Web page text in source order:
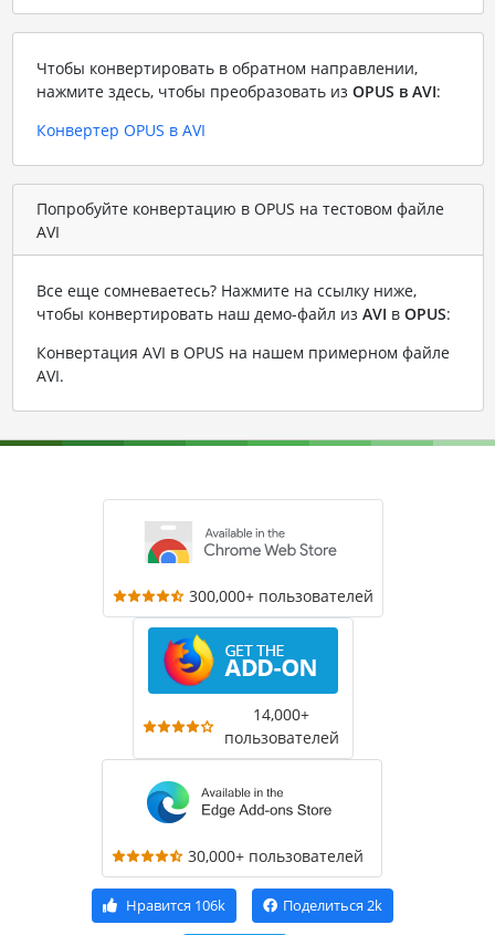
Чтобы конвертировать в обратном направлении,
нажмите здесь, чтобы преобразовать из OPUS в AVI:
Конвертер OPUS в AVI
Попробуйте конвертацию в OPUS на тестовом файле
AVI
Все еще сомневаетесь? Нажмите на ссылку ниже,
чтобы конвертировать наш демо-файл из AVI в OPUS:
Конвертация AVI в OPUS на нашем примерном файле
AVI.
300,000+ пользователей
14,000+
пользователей
30,000+ пользователей
Нравится 106k Поделиться 2k